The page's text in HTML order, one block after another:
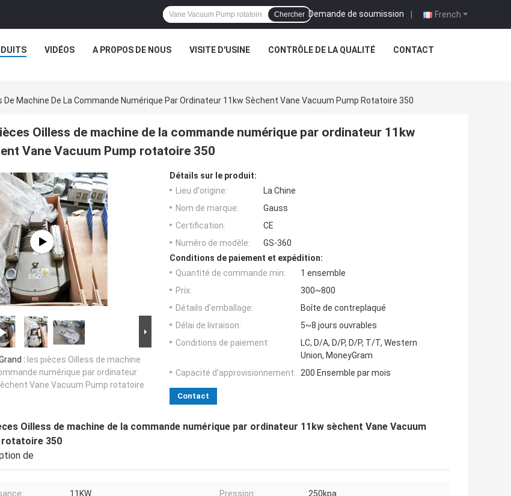
French
Demande de soumission |
Chercher
VIDÉOS A PROPOS DE NOUS VISITE D'USINE CONTRÔLE DE LA QUALITÉ CONTACT
De Machine De La Commande Numérique Par Ordinateur 11kw Sèchent Vane Vacuum Pump Rotatoire 350
Oilless de machine de la commande numérique par ordinateur 11kw
Vane Vacuum Pump rotatoire 350
: les pièces Oilless de machine
numérique par ordinateur
Vane Vacuum Pump rotatoire
Détails sur le produit:
Lieu d'origine:
La Chine
Nom de marque:
Gauss
Certification:
CE
Numéro de modèle:
GS-360
Conditions de paiement et expédition:
Quantité de commande min:
1 ensemble
Prix:
300~800
Détails d'emballage:
Boîte de contreplaqué
Délai de livraison:
5~8 jours ouvrables
Conditions de paiement:
LC, D/A, D/P, D/P, T/T, Western
Union, MoneyGram
Capacité d'approvisionnement: 200 Ensemble par mois
Contact
Oilless de machine de la commande numérique par ordinateur 11kw sèchent Vane Vacuum
rotatoire 350
de
11KW Pression: 250kpa